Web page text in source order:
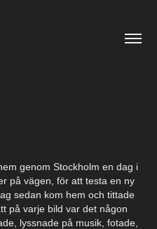
genom Stockholm en dag i
på vägen, för att testa en ny
sedan kom hem och tittade
på varje bild var det någon
lyssnade på musik, fotade,